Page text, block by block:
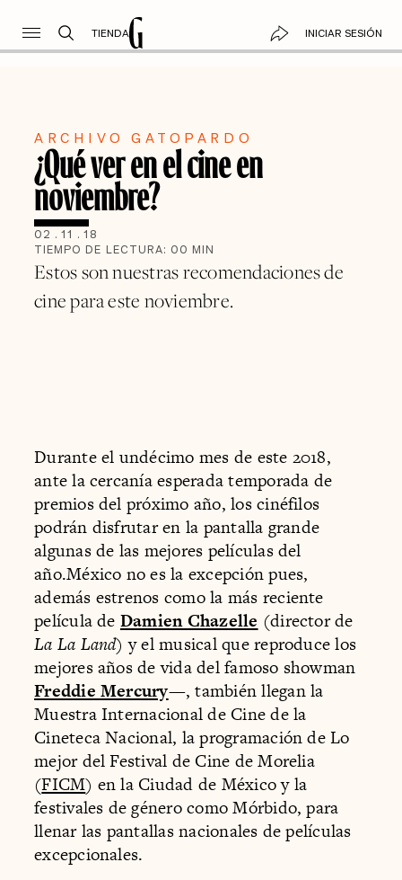
TIENDA INICIAR SESIÓN
ARCHIVO GATOPARDO
¿Qué ver en el cine en
noviembre?
02 . 11 . 18
TIEMPO DE LECTURA: 00 MIN
Estos son nuestras recomendaciones de
cine para este noviembre.
Durante el undécimo mes de este 2018,
ante la cercanía esperada temporada de
premios del próximo año, los cinéfilos
podrán disfrutar en la pantalla grande
algunas de las mejores películas del
año.México no es la excepción pues,
además estrenos como la más reciente
película de Damien Chazelle (director de
La La Land) y el musical que reproduce los
mejores años de vida del famoso showman
Freddie Mercury—, también llegan la
Muestra Internacional de Cine de la
Cineteca Nacional, la programación de Lo
mejor del Festival de Cine de Morelia
(FICM) en la Ciudad de México y la
festivales de género como Mórbido, para
llenar las pantallas nacionales de películas
excepcionales.